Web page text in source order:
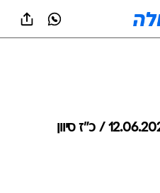
מבזקי חדשות - יום שישי 12.06.2026 / כ״ז סיוון